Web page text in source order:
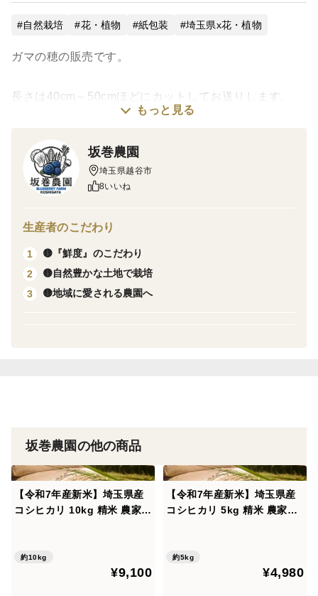
自然栽培 花・植物 紙包装 埼玉県x花・植物
ガマの穂の販売です。
長さは40cm～50cmほどにカットしてお送りします。
※※※※
芍薬農家直送なので、新鮮です！
市場に出荷しているものと同等なものをお送りいたしま
毎年多くのお客様にリピートして頂いております!!
※※※※※※※※※※※※※※※※※※※※※※※※※
※※※※
もっと見る
坂巻農園
埼玉県越谷市
8いいね
生産者のこだわり
1
🟡『鮮度』のこだわり
2
🟡自然豊かな土地で栽培
3
🟡地域に愛される農園へ
坂巻農園の他の商品
【令和7年産新米】埼玉県産
コシヒカリ 10kg 精米 農家直
約10kg
¥9,100
【令和7年産新米】埼玉県産
コシヒカリ 5kg 精米 農家直
約5kg
¥4,980